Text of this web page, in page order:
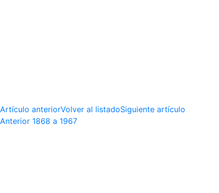
Artículo anteriorVolver al listadoSiguiente artículo
Anterior 1868 a 1967